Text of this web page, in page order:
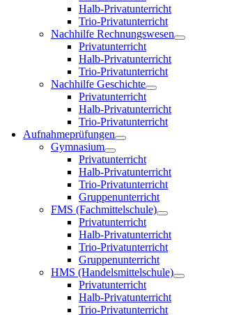
Halb-Privatunterricht
Trio-Privatunterricht
Nachhilfe Rechnungswesen
Privatunterricht
Halb-Privatunterricht
Trio-Privatunterricht
Nachhilfe Geschichte
Privatunterricht
Halb-Privatunterricht
Trio-Privatunterricht
Aufnahmeprüfungen
Gymnasium
Privatunterricht
Halb-Privatunterricht
Trio-Privatunterricht
Gruppenunterricht
FMS (Fachmittelschule)
Privatunterricht
Halb-Privatunterricht
Trio-Privatunterricht
Gruppenunterricht
HMS (Handelsmittelschule)
Privatunterricht
Halb-Privatunterricht
Trio-Privatunterricht